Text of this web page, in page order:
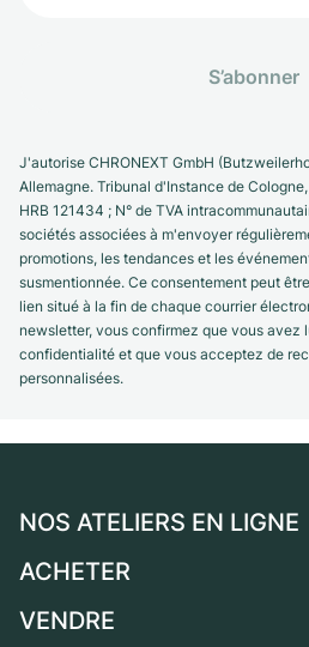
S’abonner
J'autorise CHRONEXT GmbH
Allemagne. Tribunal d'Instance de
HRB 121434 ; N° de TVA
sociétés associées à m'envoyer
promotions, les tendances et les
susmentionnée. Ce consentement peut
lien situé à la fin de chaque courrier
newsletter, vous confirmez que vous avez
confidentialité et que vous acceptez de
personnalisées.
NOS ATELIERS EN LIGNE
Allemagne
ACHETER
Toutes les montres de luxe
VENDRE